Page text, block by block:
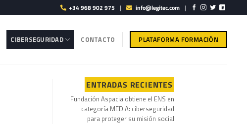
+34 968 902 975 | info@legitec.com |
CIBERSEGURIDAD CONTACTO PLATAFORMA FORMACIÓN
ENTRADAS RECIENTES
Fundación Aspacia obtiene el ENS en
categoría MEDIA: ciberseguridad
para proteger su misión social